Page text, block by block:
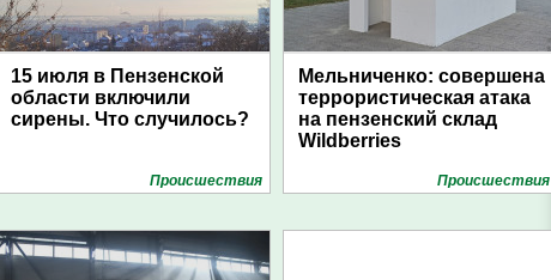
15 июля в Пензенской
области включили
сирены. Что случилось?
Проиcшествия
Мельниченко: совершена
террористическая атака
на пензенский склад
Wildberries
Проиcшествия